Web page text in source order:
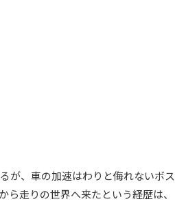
が、車の加速はわりと侮れないボス
走りの世界へ来たという経歴は、